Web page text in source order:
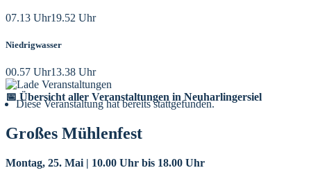
07.13 Uhr19.52 Uhr
Niedrigwasser
00.57 Uhr13.38 Uhr
📅 Übersicht aller Veranstaltungen in Neuharlingersiel
Diese Veranstaltung hat bereits stattgefunden.
Großes Mühlenfest
Montag, 25. Mai | 10.00 Uhr bis 18.00 Uhr